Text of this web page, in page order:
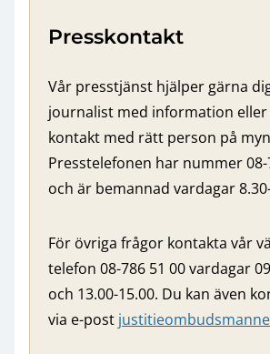
Presskontakt
Vår presstjänst hjälper gärna
journalist med information
kontakt med rätt person på
Presstelefonen har nummer 08-
och är bemannad vardagar
För övriga frågor kontakta vår
telefon 08-786 51 00 vardagar
och 13.00-15.00. Du kan även
via e-post